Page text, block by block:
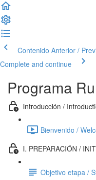
Contenido Anterior /
Complete and continue
Programa
Introducción /
Bienvenido /
I. PREPARACIÓN /
Objetivo etapa /